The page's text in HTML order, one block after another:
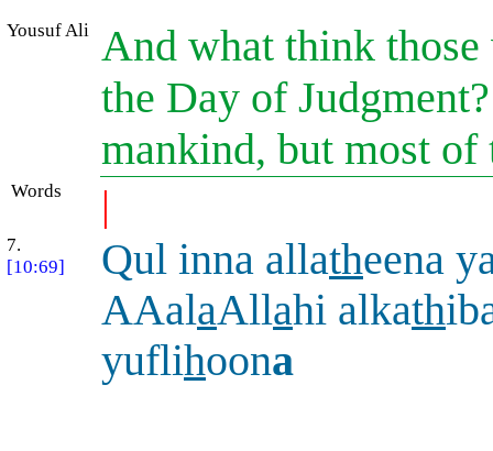
Yousuf Ali And what think
the Day of
mankind, but most
Words |
7.
[10:69]
Qul inna allatheena
AAalaAllahi alkath
yuflihoona